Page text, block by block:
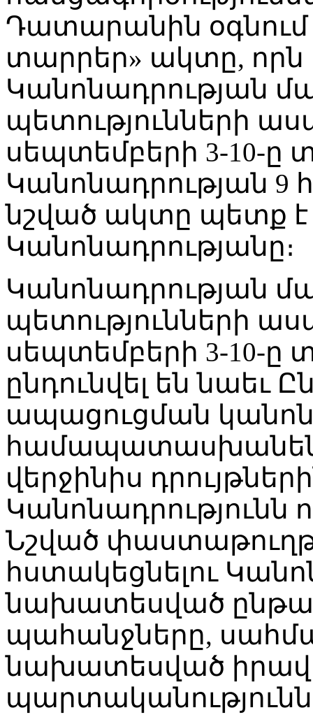
Դատարանին օգնում
տարրեր» ակտը, որն
Կանոնադրության
պետությունների
սեպտեմբերի 3-10-ը
Կանոնադրության 9
նշված ակտը պետք
Կանոնադրությանը։
Կանոնադրության
պետությունների
սեպտեմբերի 3-10-ը
ընդունվել են նաեւ
ապացուցման
համապատասխանեն
վերջինիս
Կանոնադրությունն
Նշված
հստակեցնելու
նախատեսված
պահանջները,
նախատեսված